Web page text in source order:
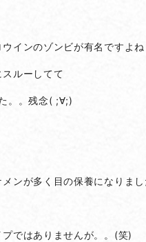
インのゾンビが有名ですよね
ルーしてて
。。残念( ;∀;)
ンが多く目の保養になりま
ではありませんが。。(笑)